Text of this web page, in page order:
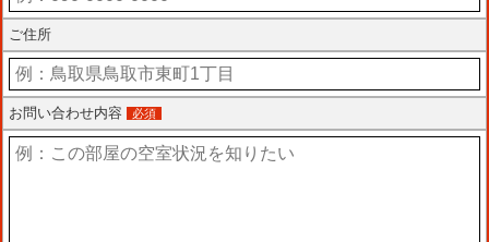
ご住所
お問い合わせ内容 必須